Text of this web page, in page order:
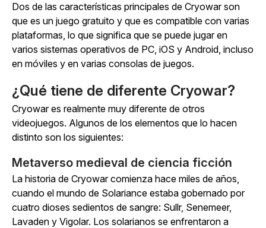
Dos de las características principales de Cryowarson
que es un juego gratuito y que es compatible con varias
plataformas, lo que significa que se puede jugar en
varios sistemas operativos de PC, iOS y Android, incluso
en móviles y en varias consolas de juegos.
¿Qué tiene de diferente Cryowar?
Cryowares realmente muy diferente de otros
videojuegos. Algunos de los elementos que lo hacen
distinto son los siguientes:
Metaverso medieval de ciencia ficción
La historia de Cryowarcomienza hace miles de años,
cuando el mundo de Solariance estaba gobernado por
cuatro dioses sedientos de sangre: Sullr, Senemeer,
Lavaden y Vigolar. Los solarianos se enfrentaron a